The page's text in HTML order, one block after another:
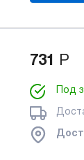
731 Р
Под